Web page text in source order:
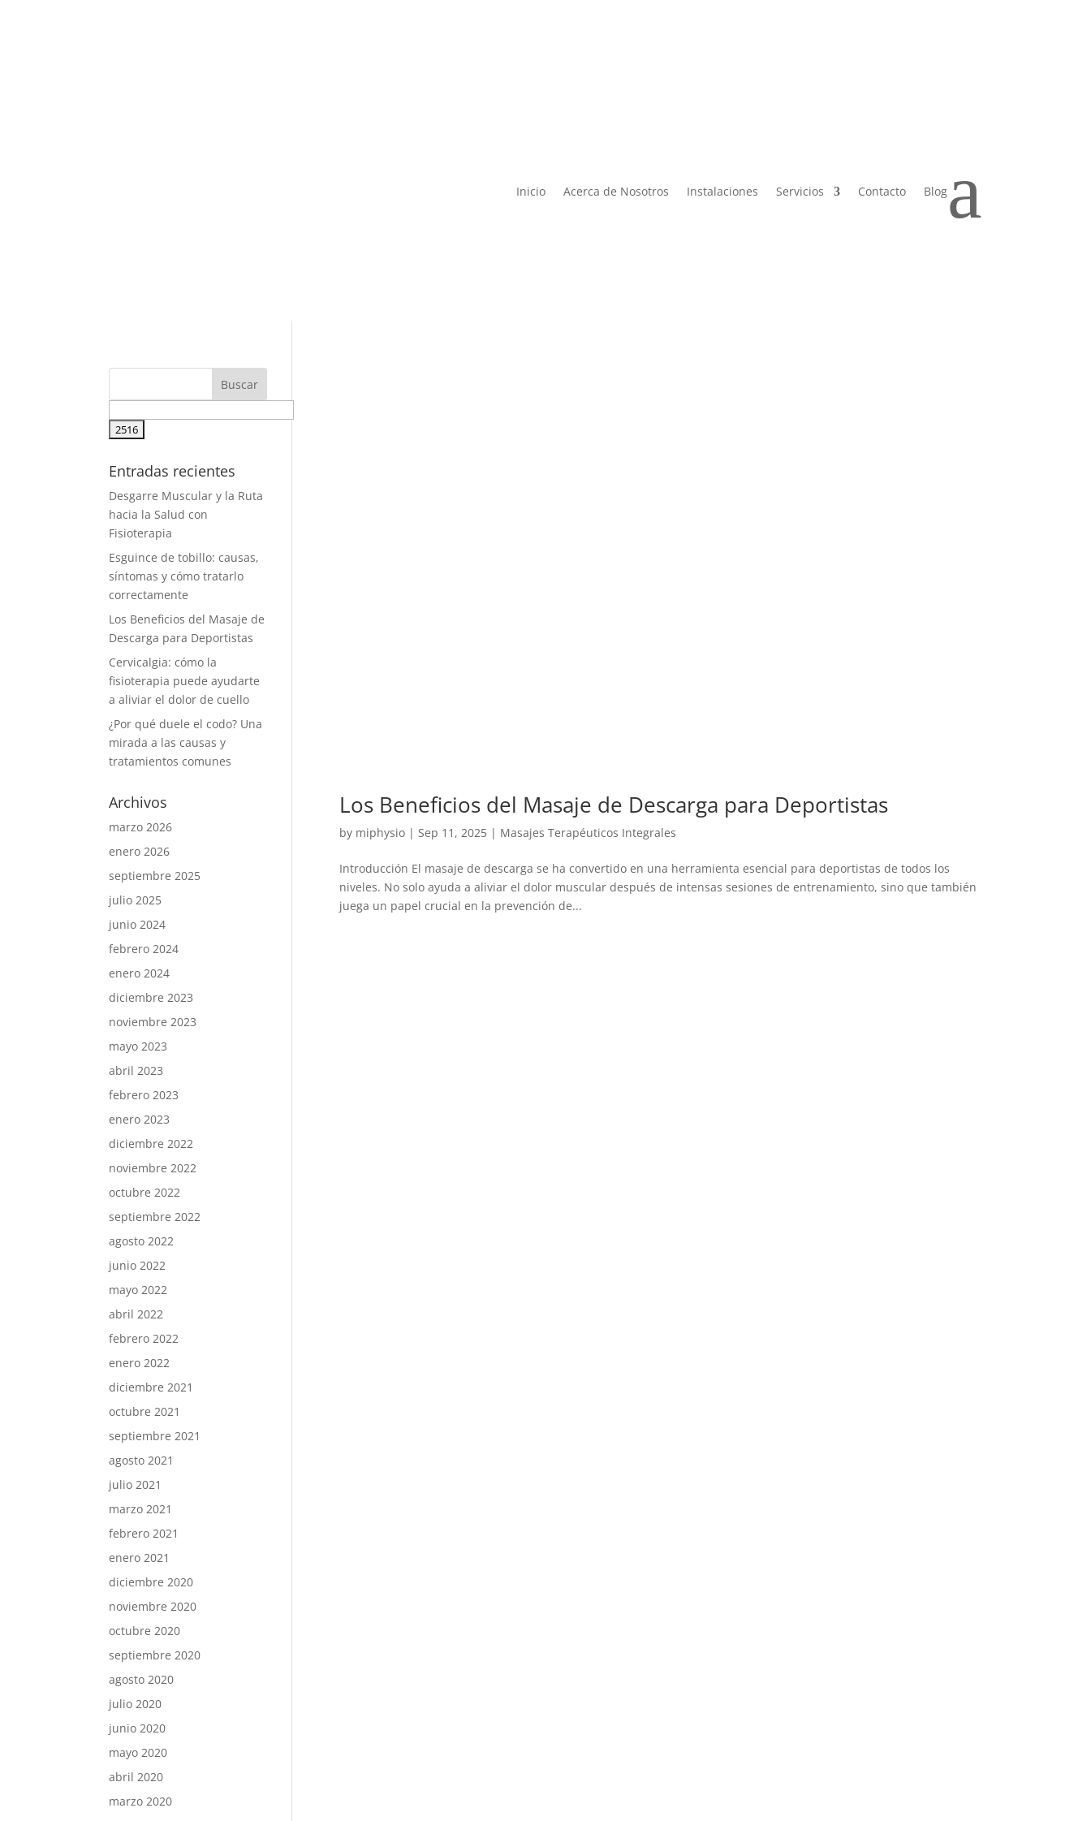
Inicio Acerca de Nosotros Instalaciones Servicios Contacto Bloga
Los Beneficios del Masaje de Descarga para Deportistas
by miphysio| Sep 11, 2025| Masajes Terapéuticos Integrales
Introducción El masaje de descarga se ha convertido en una herramienta esencial para deportistas de todos los
niveles. No solo ayuda a aliviar el dolor muscular después de intensas sesiones de entrenamiento, sino que también
juega un papel crucial en la prevención de...
Entradas recientes
Desgarre Muscular y la Ruta
hacia la Salud con
Fisioterapia
Esguince de tobillo: causas,
síntomas y cómo tratarlo
correctamente
Los Beneficios del Masaje de
Descarga para Deportistas
Cervicalgia: cómo la
fisioterapia puede ayudarte
a aliviar el dolor de cuello
¿Por qué duele el codo? Una
mirada a las causas y
tratamientos comunes
Archivos
marzo 2026
enero 2026
septiembre 2025
julio 2025
junio 2024
febrero 2024
enero 2024
diciembre 2023
noviembre 2023
mayo 2023
abril 2023
febrero 2023
enero 2023
diciembre 2022
noviembre 2022
octubre 2022
septiembre 2022
agosto 2022
junio 2022
mayo 2022
abril 2022
febrero 2022
enero 2022
diciembre 2021
octubre 2021
septiembre 2021
agosto 2021
julio 2021
marzo 2021
febrero 2021
enero 2021
diciembre 2020
noviembre 2020
octubre 2020
septiembre 2020
agosto 2020
julio 2020
junio 2020
mayo 2020
abril 2020
marzo 2020